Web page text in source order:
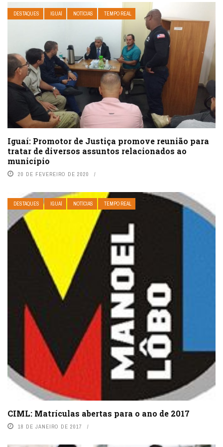
DESTAQUES IGUAÍ NOTÍCIAS TEMPO REAL
Iguaí: Promotor de Justiça promove reunião para
tratar de diversos assuntos relacionados ao
município
20 DE FEVEREIRO DE 2020
DESTAQUES IGUAÍ NOTÍCIAS TEMPO REAL
CIML: Matrículas abertas para o ano de 2017
18 DE JANEIRO DE 2017